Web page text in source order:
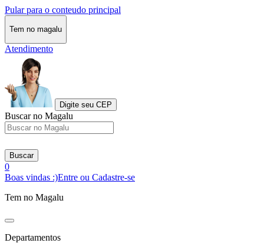
Pular para o conteudo principal
Tem no magalu
Atendimento
Digite seu CEP
Buscar no Magalu
Buscar
0
Boas vindas :)Entre ou Cadastre-se
Tem no Magalu
Departamentos